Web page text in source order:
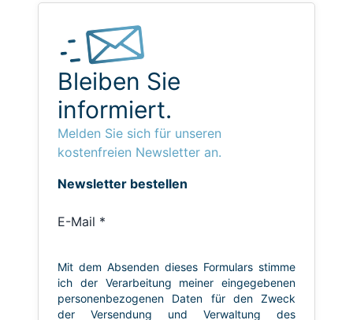
Bleiben Sie
informiert.
Melden Sie sich für unseren
kostenfreien Newsletter an.